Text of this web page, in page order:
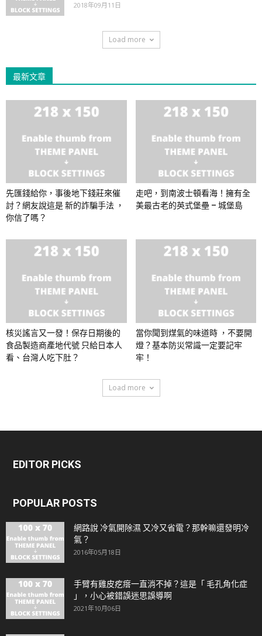
2018年09月11日
Load more
最新文章
先匯錢給你，事後地下錢莊來催
討？網友說這是 新的詐騙手法 ，
你信了嗎？
走吧，到南波士頓看海！擁有全
美最古老的英式堡壘 – 城堡島
核災謠言又一發！保存日期後的
食品製造商產地代號 只給日本人
看、台灣人吃下肚？
當你聞到煤氣的味道時 ，不要開
燈？基本防災常識一定要記牢
牢！
Load more
EDITOR PICKS
POPULAR POSTS
網路說 冷氣開除濕 又冷又省電？那幹嘛還發明冷
氣？
2016年05月18日
手臂有雞皮疙瘩一直消不掉？這是「 毛孔角化症
」，小心被錯誤迷思誤導啊
2021年10月06日